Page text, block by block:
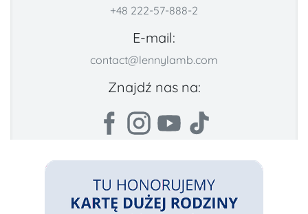
+48 222-57-888-2
E-mail:
contact@lennylamb.com
Znajdź nas na: